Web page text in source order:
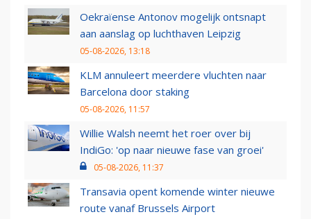
Oekraïense Antonov mogelijk ontsnapt
aan aanslag op luchthaven Leipzig
05-08-2026, 13:18
KLM annuleert meerdere vluchten naar
Barcelona door staking
05-08-2026, 11:57
Willie Walsh neemt het roer over bij
IndiGo: 'op naar nieuwe fase van groei'
05-08-2026, 11:37
Transavia opent komende winter nieuwe
route vanaf Brussels Airport